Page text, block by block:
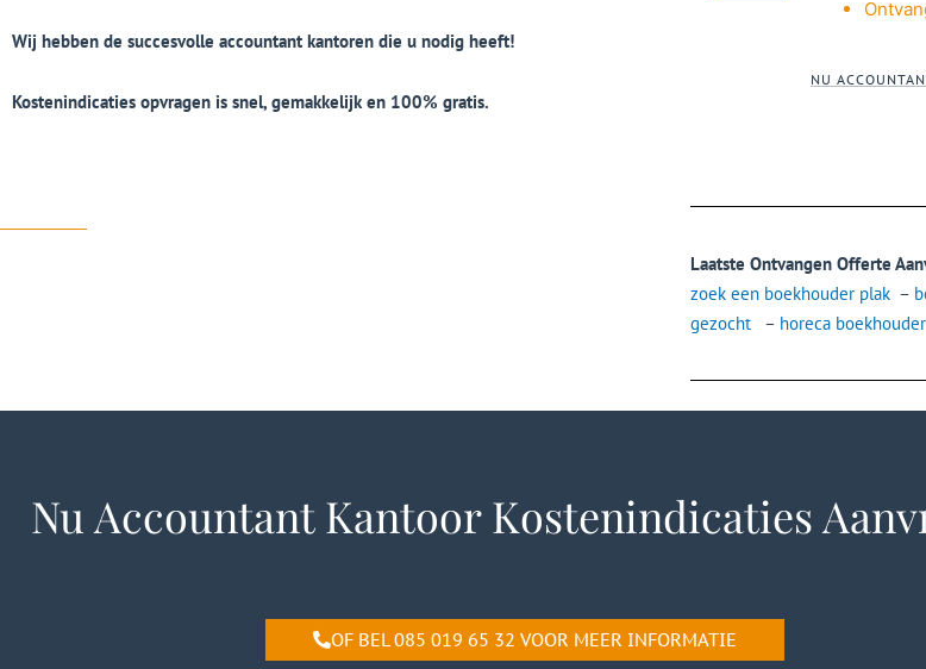
Wij hebben de succesvolle accountant kantoren die u nodig heeft!
Kostenindicaties opvragen is snel, gemakkelijk en 100% gratis.
NU
Laatste Ontvangen Offerte
zoek een boekhouder plak –
gezocht
– horeca boekhouder
Nu Accountant Kantoor Kostenindicaties
OF BEL 085 019 65 32 VOOR MEER INFORMATIE